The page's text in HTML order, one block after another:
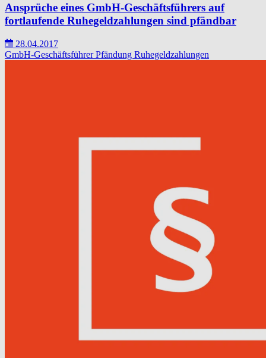
Ansprüche eines GmbH-Geschäftsführers auf
fortlaufende Ruhegeldzahlungen sind pfändbar
28.04.2017
GmbH-GeschäftsführerPfändung Ruhegeldzahlungen